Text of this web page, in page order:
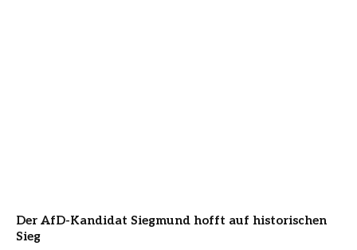
Der AfD-Kandidat Siegmund hofft auf historischen
Sieg